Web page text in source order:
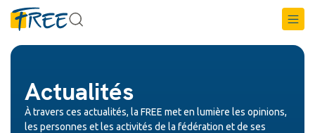
Actualités
À travers ces actualités, la FREE met en lumière les opinions,
les personnes et les activités de la fédération et de ses